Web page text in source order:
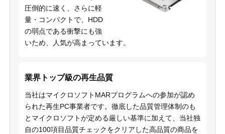
圧倒的に速く、さらに軽
量・コンパクトで、HDD
の弱点である衝撃にも強
いため、人気が高まっています。
業界トップ級の再生品質
当社はマイクロソフトMARプログラムへの参加が認め
られた再生PC事業者です。徹底した品質管理体制のも
とマイクロソフトが定める厳しい基準に加えて、当社独
自の100項目品質チェックをクリアした高品質の商品を